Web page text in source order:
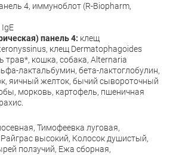
4, иммуноблот (R-Biopharm,
IgE
панель 4: клещ
клещ Dermatophagoides
трав*, кошка, собака, Alternaria
лактальбумин, бета-лактоглобулин,
яичный желток, бычий сывороточный
морковь, картофель, пшеничная
Тимофеевка луговая,
высокий, Колосок душистый,
ползучий, Ежа сборная,